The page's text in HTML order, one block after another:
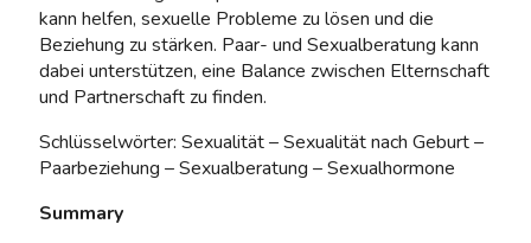
kann helfen, sexuelle Probleme zu lösen und die
Beziehung zu stärken. Paar- und Sexualberatung kann
dabei unterstützen, eine Balance zwischen Elternschaft
und Partnerschaft zu finden.
Schlüsselwörter: Sexualität – Sexualität nach Geburt –
Paarbeziehung – Sexualberatung – Sexualhormone
Summary